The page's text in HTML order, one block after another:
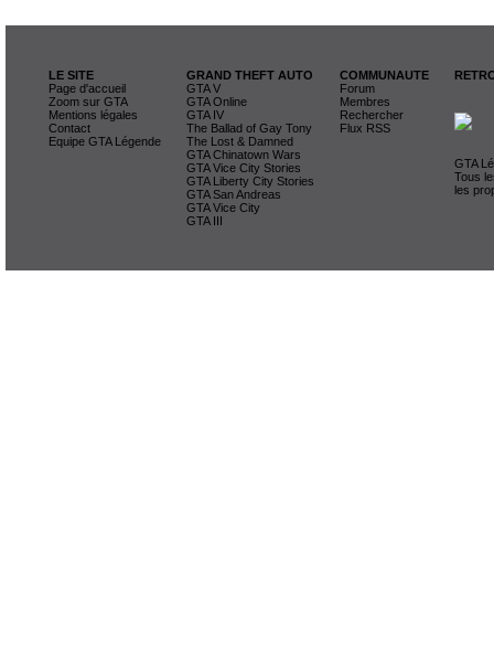
LE SITE
Page d'accueil
Zoom sur GTA
Mentions légales
Contact
Equipe GTA Légende
GRAND THEFT AUTO
GTA V
GTA Online
GTA IV
The Ballad of Gay Tony
The Lost & Damned
GTA Chinatown Wars
GTA Vice City Stories
GTA Liberty City Stories
GTA San Andreas
GTA Vice City
GTA III
COMMUNAUTE
Forum
Membres
Rechercher
Flux RSS
GTA
Tous
les